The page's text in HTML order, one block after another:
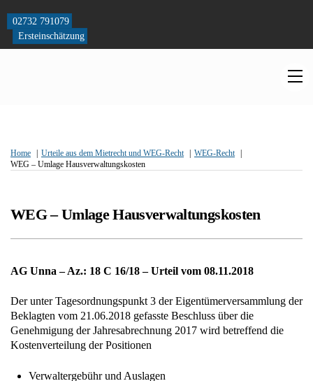
content
02732 791079
Ersteinschätzung
Home Urteile aus dem Mietrecht und WEG-Recht
WEG-Recht
WEG – Umlage Hausverwaltungskosten
WEG – Umlage Hausverwaltungskosten
AG Unna – Az.: 18 C 16/18 – Urteil vom 08.11.2018
Der unter Tagesordnungspunkt 3 der Eigentümerversammlung der
Beklagten vom 21.06.2018 gefasste Beschluss über die
Genehmigung der Jahresabrechnung 2017 wird betreffend die
Kostenverteilung der Positionen
Verwaltergebühr und Auslagen